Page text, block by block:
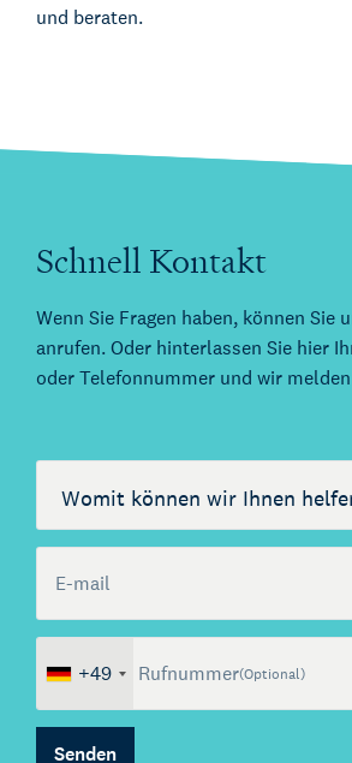
und beraten.
Schnell Kontakt
Wenn Sie Fragen haben, können Sie
anrufen. Oder hinterlassen Sie hier
oder Telefonnummer und wir
Call me back by fax
Womit können wir helfen?
E-mail
+49 Rufnummer(Optional)
Senden